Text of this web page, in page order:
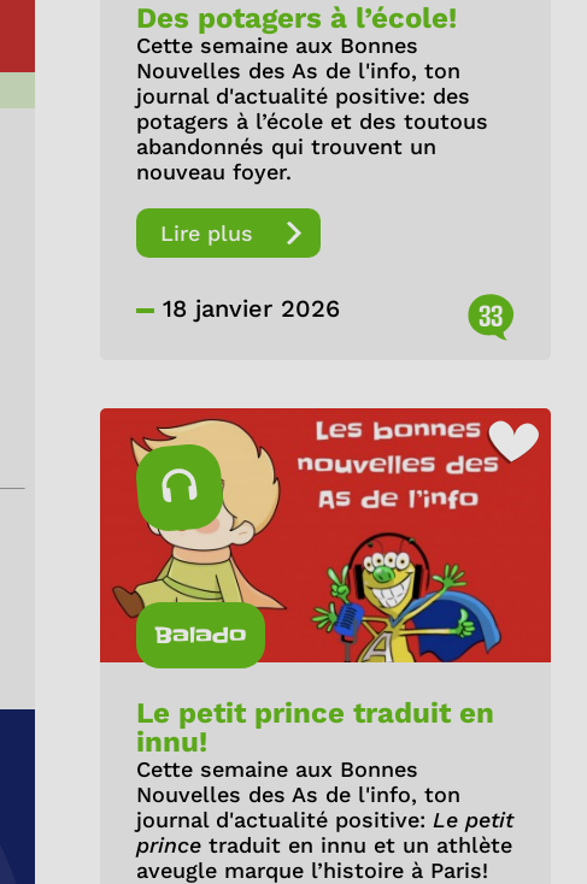
Des potagers à l’école!
Cette semaine aux Bonnes
Nouvelles des As de l'info, ton
journal d'actualité positive: des
potagers à l’école et des toutous
abandonnés qui trouvent un
nouveau foyer.
Lire plus
18 janvier 2026 33
Balado
Le petit prince traduit en
innu!
Cette semaine aux Bonnes
Nouvelles des As de l'info, ton
journal d'actualité positive: Le petit
princetraduit en innu et un athlète
aveugle marque l’histoire à Paris!